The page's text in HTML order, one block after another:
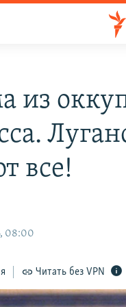
из
все!
08:00
Читать без VPN